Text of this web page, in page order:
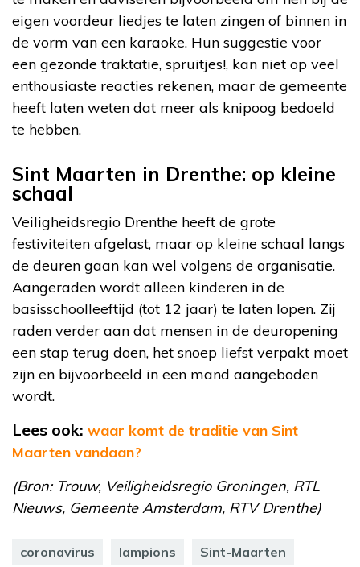
eigen voordeur liedjes te laten zingen of binnen in
de vorm van een karaoke. Hun suggestie voor
een gezonde traktatie, spruitjes!, kan niet op veel
enthousiaste reacties rekenen, maar de gemeente
heeft laten weten dat meer als knipoog bedoeld
te hebben.
Sint Maarten in Drenthe: op kleine
schaal
Veiligheidsregio Drenthe heeft de grote
festiviteiten afgelast, maar op kleine schaal langs
de deuren gaan kan wel volgens de organisatie.
Aangeraden wordt alleen kinderen in de
basisschoolleeftijd (tot 12 jaar) te laten lopen. Zij
raden verder aan dat mensen in de deuropening
een stap terug doen, het snoep liefst verpakt moet
zijn en bijvoorbeeld in een mand aangeboden
wordt.
Lees ook: waar komt de traditie van Sint
Maarten vandaan?
(Bron: Trouw, Veiligheidsregio Groningen, RTL
Nieuws, Gemeente Amsterdam, RTV Drenthe)
coronavirus lampions Sint-Maarten